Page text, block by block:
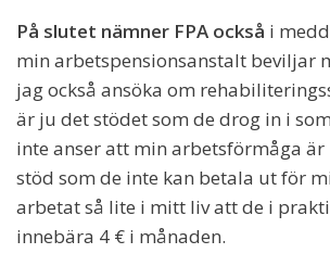
På slutet nämner FPA också i
min arbetspensionsanstalt beviljar
jag också ansöka om
är ju det stödet som de drog in i
inte anser att min arbetsförmåga är
stöd som de inte kan betala ut för
arbetat så lite i mitt liv att de i
innebära 4 € i månaden.